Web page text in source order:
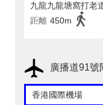
九龍九龍塘窩打老
距離 450m
廣播道91號
香港國際機場